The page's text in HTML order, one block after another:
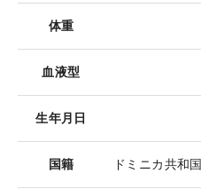
体重
血液型
生年月日
国籍 ドミニカ共和国